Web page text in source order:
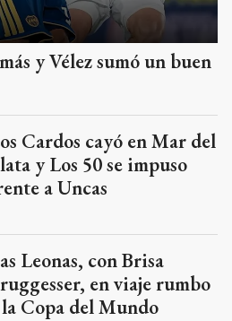
y Vélez sumó un buen
Cardos cayó en Mar del
y Los 50 se impuso
a Uncas
Leonas, con Brisa
en viaje rumbo
Copa del Mundo